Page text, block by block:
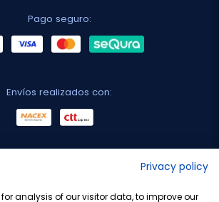
Pago seguro:
Envíos realizados con:
Privacy policy
analysis of our visitor data, to improve our